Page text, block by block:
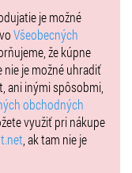
2025 v GOPASS
je možné
Všeobecných
že kúpne
je možné uhradiť
ani inými spôsobmi,
obchodných
využiť pri nákupe
, ak tam nie je